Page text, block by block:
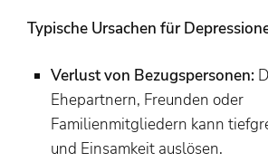
Typische Ursachen für
Verlust von Bezugspersonen:
Ehepartnern, Freunden oder
Familienmitgliedern kann
und Einsamkeit auslösen.